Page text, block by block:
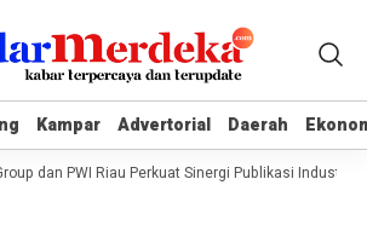
Kampar Advertorial Daerah
Kampar Advertorial Daerah
dan PWI Riau Perkuat Sinergi Publikasi Industri